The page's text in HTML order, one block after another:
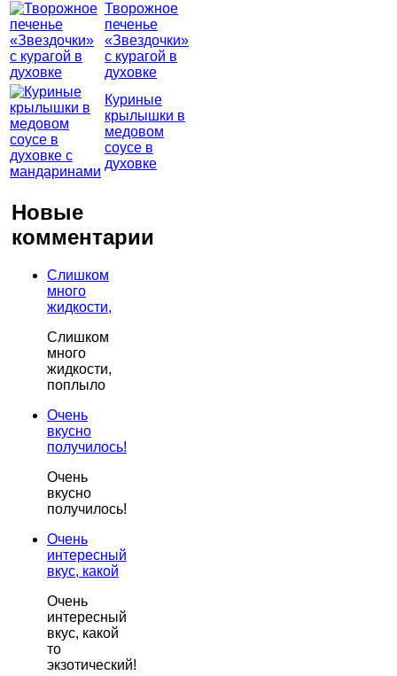
Творожное
печенье
«Звездочки»
с курагой в
духовке
Куриные
крылышки в
медовом
соусе в
духовке
Новые
комментарии
Слишком
много
жидкости,
Слишком
много
жидкости,
поплыло
Очень
вкусно
получилось!
Очень
вкусно
получилось!
Очень
интересный
вкус, какой
Очень
интересный
вкус, какой
то
экзотический!